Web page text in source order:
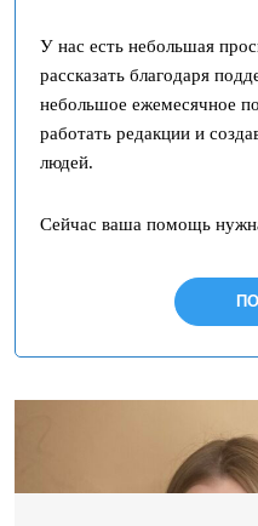
У нас есть небольшая
рассказать благодаря
небольшое ежемесячное
работать редакции и
людей.
Сейчас ваша помощь